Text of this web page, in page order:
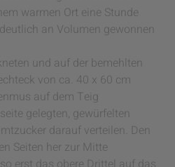
warmen Ort eine Stunde
an Volumen gewonnen
und auf der bemehlten
von ca. 40 x 60 cm
auf dem Teig
gelegten, gewürfelten
darauf verteilen. Den
Seiten her zur Mitte